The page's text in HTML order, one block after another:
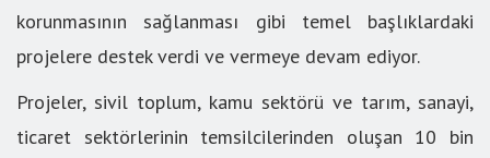
korunmasının sağlanması gibi temel başlıklardaki
projelere destek verdi ve vermeye devam ediyor.
Projeler, sivil toplum, kamu sektörü ve tarım, sanayi,
ticaret sektörlerinin temsilcilerinden oluşan 10 bin